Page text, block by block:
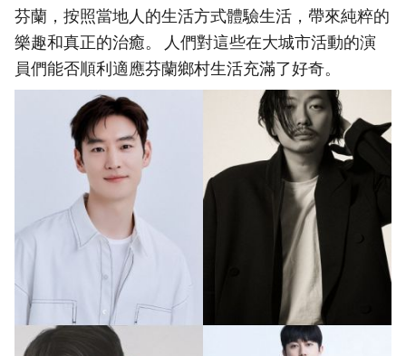
芬蘭，按照當地人的生活方式體驗生活，帶來純粹的
樂趣和真正的治癒。 人們對這些在大城市活動的演
員們能否順利適應芬蘭鄉村生活充滿了好奇。